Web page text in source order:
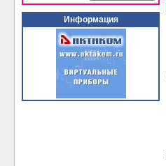
Информация